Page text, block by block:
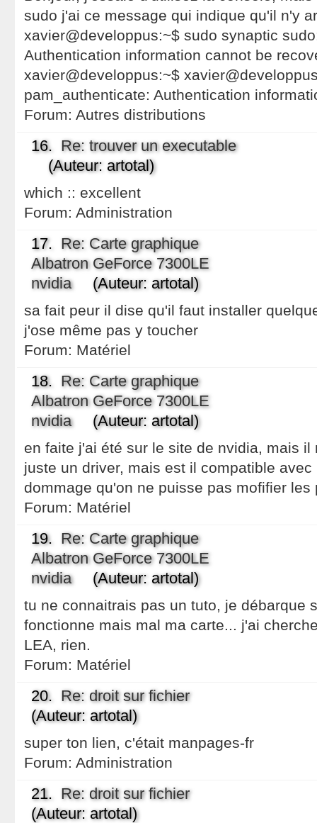
sudo j'ai ce message qui indique qu'il n'y
xavier@developpus:~$ sudo synaptic
Authentication information cannot be
xavier@developpus:~$
pam_authenticate: Authentication
Forum: Autres distributions
16. Re: trouver un executable
(Auteur: artotal)
which :: excellent
Forum: Administration
17. Re: Carte graphique
Albatron GeForce 7300LE
nvidia
(Auteur: artotal)
sa fait peur il dise qu'il faut installer
j'ose même pas y toucher
Forum: Matériel
18. Re: Carte graphique
Albatron GeForce 7300LE
nvidia
(Auteur: artotal)
en faite j'ai été sur le site de nvidia, mais il
juste un driver, mais est il compatible
dommage qu'on ne puisse pas mofifier les
Forum: Matériel
19. Re: Carte graphique
Albatron GeForce 7300LE
nvidia
(Auteur: artotal)
tu ne connaitrais pas un tuto, je débarque
fonctionne mais mal ma carte... j'ai
LEA, rien.
Forum: Matériel
20. Re: droit sur fichier
(Auteur: artotal)
super ton lien, c'était manpages-fr
Forum: Administration
21. Re: droit sur fichier
(Auteur: artotal)